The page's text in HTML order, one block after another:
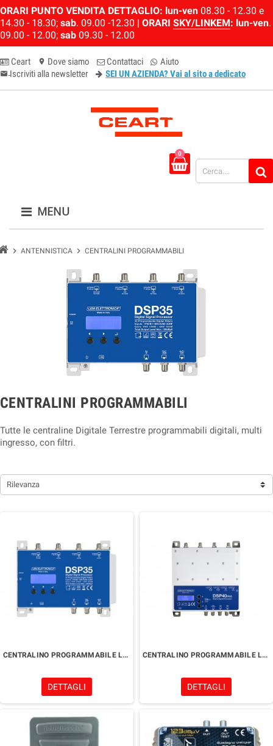
ORARI PUNTO VENDITA DETTAGLIO: lun-ven 08.30 - 12.30 e
14.30 - 18.30; sab. 09.00 -12.30 | ORARI SKY/LINKEM: lun-ven.
09.00 - 12.00; sab 09.30 - 12.00
Ceart location_on Dove siamo Contattaci Aiuto
email-newsletter
Iscriviti alla newsletter SEI UN AZIENDA? Vai al sito a dedicato
0
MENU
chevron_right ANTENNISTICA chevron_right CENTRALINI PROGRAMMABILI
CENTRALINI PROGRAMMABILI
Tutte le centraline Digitale Terrestre programmabili digitali, multi
ingresso, con filtri.
Rilevanza
CENTRALINO PROGRAMMABILE LEM DSP35-4G
DETTAGLI
CENTRALINO PROGRAMMABILE LEM DSP40PRO
DETTAGLI